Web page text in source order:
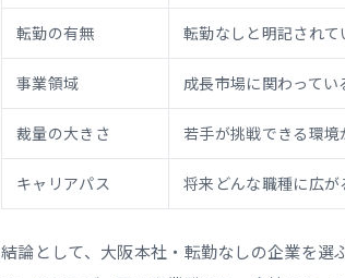
転勤の有無 転勤なしと明記されて
事業領域 成長市場に関わってい
裁量の大きさ 若手が挑戦できる環境
キャリアパス 将来どんな職種に広が
結論として、大阪本社・転勤なしの企業を選